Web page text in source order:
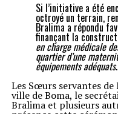
Si l’initiative a été
octroyé un terrain,
Bralima a répondu
finançant la
en charge médicale
quartier d’une
équipements adéquats.
Les Sœurs servantes de
ville de Boma, le
Bralima et plusieurs